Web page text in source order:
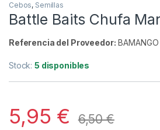
Cebos, Semillas
Battle Baits Chufa
Referencia del Proveedor: BAMANGO
Stock:5 disponibles
5,95 € 6,50€